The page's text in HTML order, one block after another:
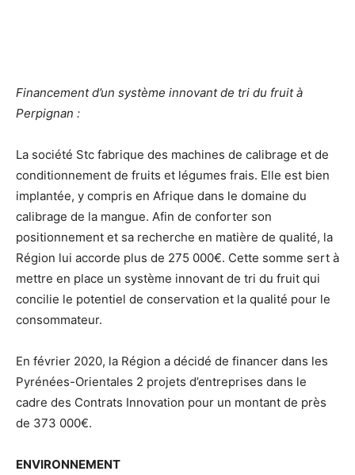
Financement d’un système innovant de tri du fruit à
Perpignan :
La société Stc fabrique des machines de calibrage et de
conditionnement de fruits et légumes frais. Elle est bien
implantée, y compris en Afrique dans le domaine du
calibrage de la mangue. Afin de conforter son
positionnement et sa recherche en matière de qualité, la
Région lui accorde plus de 275 000€. Cette somme sert à
mettre en place un système innovant de tri du fruit qui
concilie le potentiel de conservation et la qualité pour le
consommateur.
En février 2020, la Région a décidé de financer dans les
Pyrénées-Orientales 2 projets d’entreprises dans le
cadre des Contrats Innovation pour un montant de près
de 373 000€.
ENVIRONNEMENT